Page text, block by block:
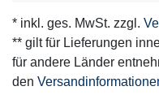
* inkl. ges. MwSt. zzgl.
** gilt für Lieferungen
für andere Länder
den